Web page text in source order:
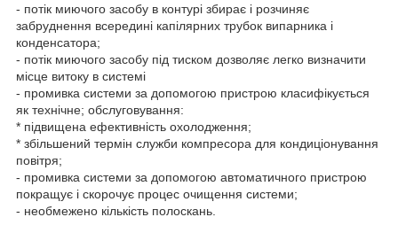
- потік миючого засобу в контурі збирає і розчиняє
забруднення всередині капілярних трубок випарника і
конденсатора;
- потік миючого засобу під тиском дозволяє легко визначити
місце витоку в системі
- промивка системи за допомогою пристрою класифікується
як технічне; обслуговування:
* підвищена ефективність охолодження;
* збільшений термін служби компресора для кондиціонування
повітря;
- промивка системи за допомогою автоматичного пристрою
покращує і скорочує процес очищення системи;
- необмежено кількість полоскань.